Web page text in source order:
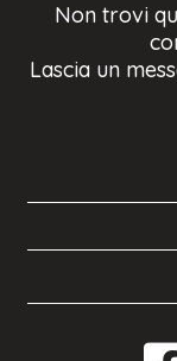
Non trovi
Lascia un